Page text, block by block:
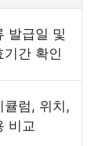
발급일 및
기간 확인
큘럼, 위치,
비교